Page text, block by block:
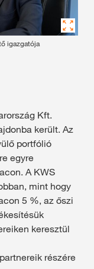
igazgatója
Kft.
került. Az
portfólió
egyre
A KWS
mint hogy
5 %, az őszi
keresztül
részére